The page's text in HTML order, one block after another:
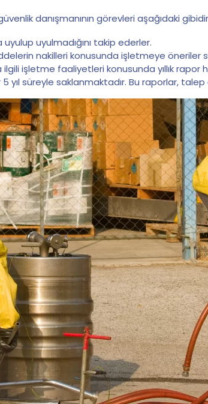
danışmanının görevleri aşağıdaki
uyulmadığını takip ederler.
nakilleri konusunda işletmeye öneriler
işletme faaliyetleri konusunda yıllık rapor
5 yıl süreyle saklanmaktadır. Bu raporlar,